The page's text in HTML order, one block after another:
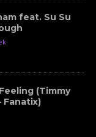
feat. Su Su
(Timmy
Fanatix)